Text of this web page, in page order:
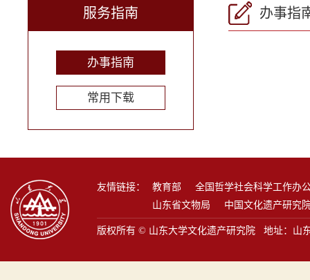
服务指南
办事指南
常用下载
办事指
友情链接： 教育部
全国哲学社会科学工作办
山东省文物局
中国文化遗产研究
版权所有 © 山东大学文化遗产研究院 地址：山